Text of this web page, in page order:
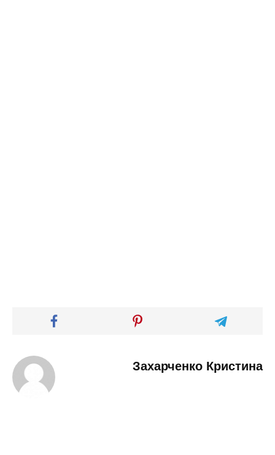
Захарченко Кристина